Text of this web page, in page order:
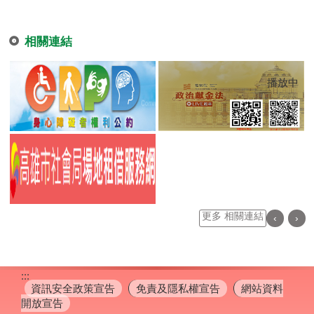
播放中
相關連結
更多 相關連結 ‹ ›
至:
:::
資訊安全政策宣告
免責及隱私權宣告
網站資料
開放宣告